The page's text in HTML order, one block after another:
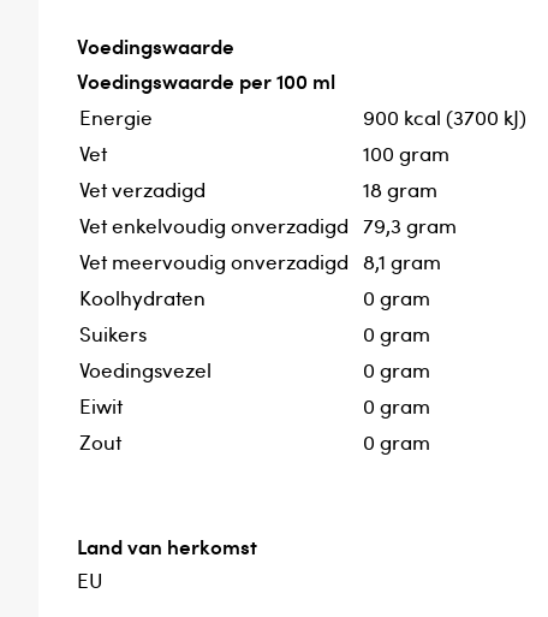
Voedingswaarde
Voedingswaarde per 100 ml
Energie
900 kcal (3700 kJ)
Vet
100 gram
Vet verzadigd
18 gram
Vet enkelvoudig onverzadigd 79,3 gram
Vet meervoudig onverzadigd 8,1 gram
Koolhydraten
0 gram
Suikers
0 gram
Voedingsvezel
0 gram
Eiwit
0 gram
Zout
0 gram
Land van herkomst
EU